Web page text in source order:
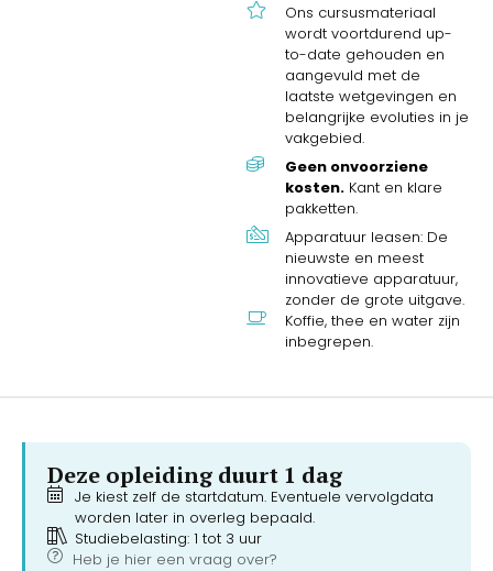
Ons cursusmateriaal
wordt voortdurend up-
to-date gehouden en
aangevuld met de
laatste wetgevingen en
belangrijke evoluties in je
vakgebied.
Geen onvoorziene
kosten. Kant en klare
pakketten.
Apparatuur leasen: De
nieuwste en meest
innovatieve apparatuur,
zonder de grote uitgave.
Koffie, thee en water zijn
inbegrepen.
Deze opleiding duurt 1 dag
Je kiest zelf de startdatum. Eventuele vervolgdata
worden later in overleg bepaald.
Studiebelasting: 1 tot 3 uur
Heb je hier een vraag over?